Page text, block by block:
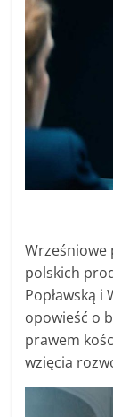
polskich
Popławską
opowieść o
prawem
wzięcia